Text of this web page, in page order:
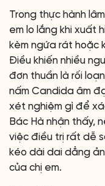
Trong thực hành
em lo lắng khi xuất
kèm ngứa rát hoặc
Điều khiến nhiều
đơn thuần là rối
nấm Candida âm
xét nghiệm gì để
Bác Hà nhận thấy,
việc điều trị rất dễ
kéo dài dai dẳng
của chị em.